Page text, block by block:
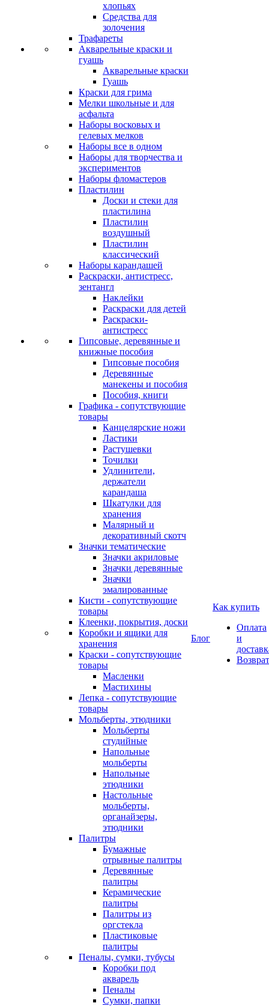
хлопьях
Средства для
золочения
Трафареты
Акварельные краски и
гуашь
Акварельные краски
Гуашь
Краски для грима
Мелки школьные и для
асфальта
Наборы восковых и
гелевых мелков
Наборы все в одном
Наборы для творчества и
экспериментов
Наборы фломастеров
Пластилин
Доски и стеки для
пластилина
Пластилин
воздушный
Пластилин
классический
Наборы карандашей
Раскраски, антистресс,
зентангл
Наклейки
Раскраски для детей
Раскраски-
антистресс
Гипсовые, деревянные и
книжные пособия
Гипсовые пособия
Деревянные
манекены и пособия
Пособия, книги
Графика - сопутствующие
товары
Канцелярские ножи
Ластики
Растушевки
Точилки
Удлинители,
держатели
карандаша
Шкатулки для
хранения
Малярный и
декоративный скотч
Значки тематические
Значки акриловые
Значки деревянные
Значки
эмалированные
Кисти - сопутствующие
товары
Клеенки, покрытия, доски
Коробки и ящики для
хранения
Краски - сопутствующие
товары
Масленки
Мастихины
Лепка - сопутствующие
товары
Мольберты, этюдники
Мольберты
студийные
Напольные
мольберты
Напольные
этюдники
Настольные
мольберты,
органайзеры,
этюдники
Палитры
Бумажные
отрывные палитры
Деревянные
палитры
Керамические
палитры
Палитры из
оргстекла
Пластиковые
палитры
Пеналы, сумки, тубусы
Коробки под
акварель
Пеналы
Сумки, папки
Блог
Как купить
Оплата
и
Возврат